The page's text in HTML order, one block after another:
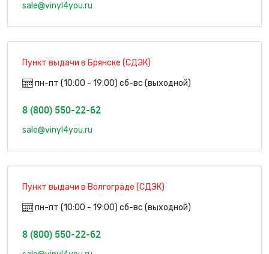
sale@vinyl4you.ru
Пункт выдачи в Брянске (СДЭК)
пн-пт (10:00 - 19:00) сб-вс (выходной)
8 (800) 550-22-62
sale@vinyl4you.ru
Пункт выдачи в Волгограде (СДЭК)
пн-пт (10:00 - 19:00) сб-вс (выходной)
8 (800) 550-22-62